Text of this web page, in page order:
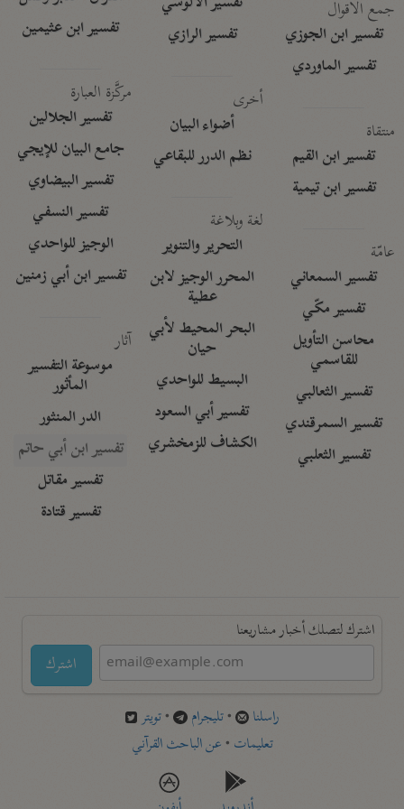
جمع الأقوال
تفسير ابن الجوزي
تفسير الماوردي
منتقاة
تفسير ابن القيم
تفسير ابن تيمية
عامّة
تفسير السمعاني
تفسير مكّي
محاسن التأويل
للقاسمي
تفسير الثعالبي
تفسير السمرقندي
تفسير الثعلبي
تفسير الرازي
أخرى
أضواء البيان
نظم الدرر للبقاعي
لغة وبلاغة
التحرير والتنوير
المحرر الوجيز لابن
عطية
البحر المحيط لأبي
حيان
البسيط للواحدي
تفسير أبي السعود
الكشاف للزمخشري
تفسير ابن عثيمين
مركَّزة العبارة
تفسير الجلالين
جامع البيان للإيجي
تفسير البيضاوي
تفسير النسفي
الوجيز للواحدي
تفسير ابن أبي زمنين
آثار
موسوعة التفسير
المأثور
الدر المنثور
تفسير ابن أبي حاتم
تفسير مقاتل
تفسير قتادة
اشترك لتصلك أخبار مشاريعنا
اشترك
راسلنا •تليجرام •تويتر
تعليمات •عن الباحث القرآني